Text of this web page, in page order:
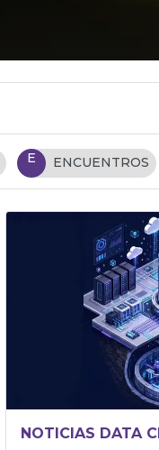
E ENCUENTROS
NOTICIAS DATA